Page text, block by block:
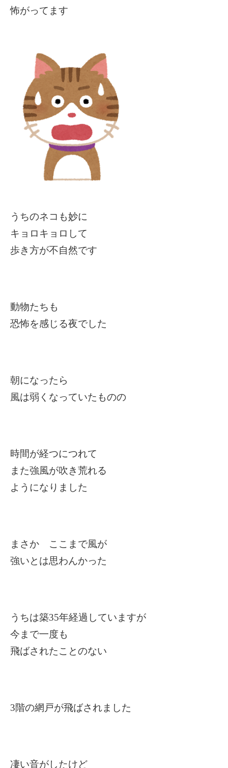
怖がってます
うちのネコも妙に
キョロキョロして
歩き方が不自然です
動物たちも
恐怖を感じる夜でした
朝になったら
風は弱くなっていたものの
時間が経つにつれて
また強風が吹き荒れる
ようになりました
まさか ここまで風が
強いとは思わんかった
うちは築35年経過していますが
今まで一度も
飛ばされたことのない
3階の網戸が飛ばされました
凄い音がしたけど